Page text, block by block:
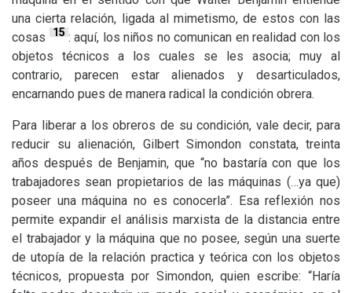
una cierta relación, ligada al mimetismo, de estos con las
cosas
15 : aquí, los niños no comunican en realidad con los
objetos técnicos a los cuales se les asocia; muy al
contrario, parecen estar alienados y desarticulados,
encarnando pues de manera radical la condición obrera.
Para liberar a los obreros de su condición, vale decir, para
reducir su alienación, Gilbert Simondon constata, treinta
años después de Benjamin, que “no bastaría con que los
trabajadores sean propietarios de las máquinas (…ya que)
poseer una máquina no es conocerla”. Esa reflexión nos
permite expandir el análisis marxista de la distancia entre
el trabajador y la máquina que no posee, según una suerte
de utopía de la relación practica y teórica con los objetos
técnicos, propuesta por Simondon, quien escribe: “Haría